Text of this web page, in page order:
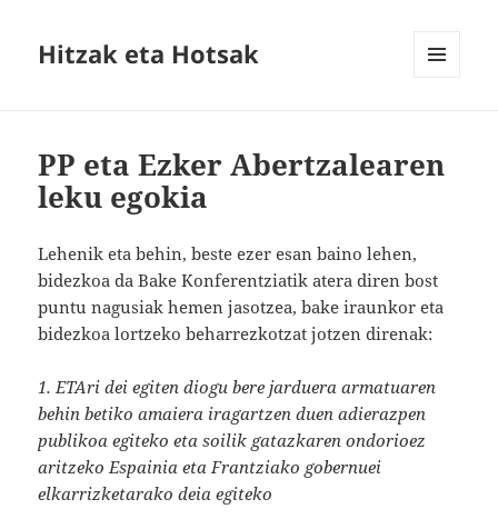
Hitzak eta Hotsak
PP eta Ezker Abertzalearen
leku egokia
Lehenik eta behin, beste ezer esan baino lehen,
bidezkoa da Bake Konferentziatik atera diren bost
puntu nagusiak hemen jasotzea, bake iraunkor eta
bidezkoa lortzeko beharrezkotzat jotzen direnak:
1. ETAri dei egiten diogu bere jarduera armatuaren
behin betiko amaiera iragartzen duen adierazpen
publikoa egiteko eta soilik gatazkaren ondorioez
aritzeko Espainia eta Frantziako gobernuei
elkarrizketarako deia egiteko